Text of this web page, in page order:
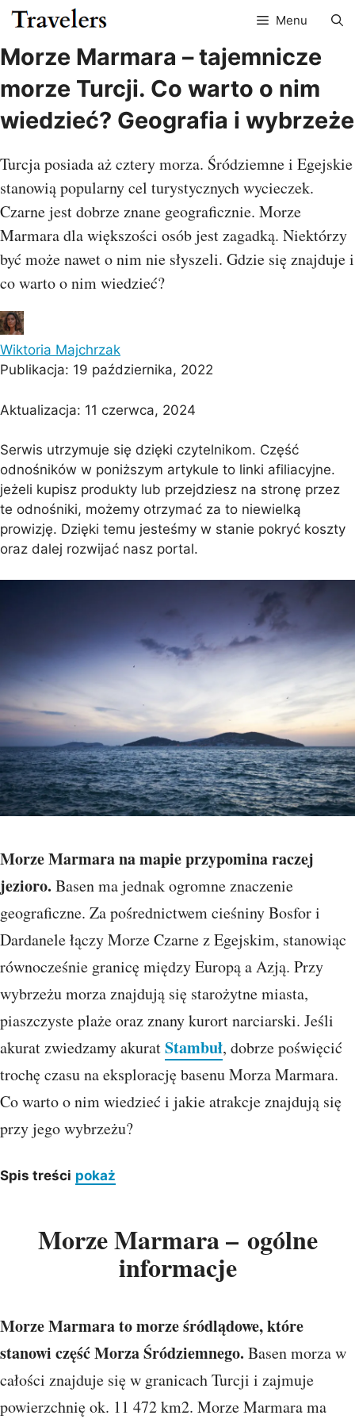
Przejdź
do
treści
Menu
Morze Marmara – tajemnicze
morze Turcji. Co warto o nim
wiedzieć? Geografia i wybrzeże
Turcja posiada aż cztery morza. Śródziemne i Egejskie
stanowią popularny cel turystycznych wycieczek.
Czarne jest dobrze znane geograficznie. Morze
Marmara dla większości osób jest zagadką. Niektórzy
być może nawet o nim nie słyszeli. Gdzie się znajduje i
co warto o nim wiedzieć?
Wiktoria Majchrzak
Publikacja: 19 października, 2022
Aktualizacja: 11 czerwca, 2024
Serwis utrzymuje się dzięki czytelnikom. Część
odnośników w poniższym artykule to linki afiliacyjne.
jeżeli kupisz produkty lub przejdziesz na stronę przez
te odnośniki, możemy otrzymać za to niewielką
prowizję. Dzięki temu jesteśmy w stanie pokryć koszty
oraz dalej rozwijać nasz portal.
Morze Marmara na mapie przypomina raczej
jezioro. Basen ma jednak ogromne znaczenie
geograficzne. Za pośrednictwem cieśniny Bosfor i
Dardanele łączy Morze Czarne z Egejskim, stanowiąc
równocześnie granicę między Europą a Azją. Przy
wybrzeżu morza znajdują się starożytne miasta,
piaszczyste plaże oraz znany kurort narciarski. Jeśli
akurat zwiedzamy akuratStambuł, dobrze poświęcić
trochę czasu na eksplorację basenu Morza Marmara.
Co warto o nim wiedzieć i jakie atrakcje znajdują się
przy jego wybrzeżu?
Spis treści pokaż
Morze Marmara – ogólne
informacje
Morze Marmara to morze śródlądowe, które
stanowi część Morza Śródziemnego. Basen morza w
całości znajduje się w granicach Turcji i zajmuje
powierzchnię ok. 11 472 km2. Morze Marmara ma